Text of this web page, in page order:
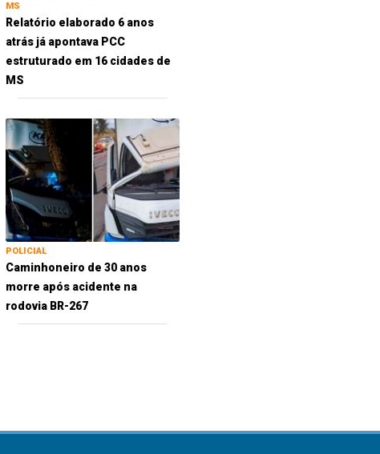
MS
Relatório elaborado 6 anos
atrás já apontava PCC
estruturado em 16 cidades de
MS
POLICIAL
Caminhoneiro de 30 anos
morre após acidente na
rodovia BR-267